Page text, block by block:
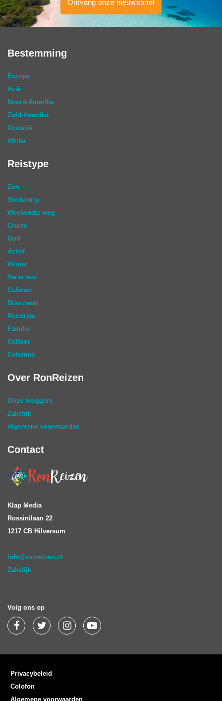
Ontvang onze nieuwsbrief
Bestemming
Europa
Azië
Noord-Amerika
Zuid-Amerika
Oceanië
Afrika
Reistype
Zon
Stedentrip
Weekendje weg
Cruise
Golf
Actief
Winter
Verre reis
Culinair
Duurzaam
Rondreis
Familie
Cultuur
Columns
Over RonReizen
Onze bloggers
Zakelijk
Algemene voorwaarden
Contact
Klap Media
Rossinilaan 22
1217 CB Hilversum
info@ronreizen.nl
Zakelijk
Volg ons op
Privacybeleid
Colofon
Algemene voorwaarden